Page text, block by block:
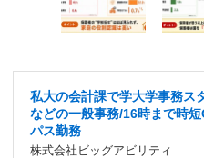
私大の会計課で学大学事務ス
などの一般事務/16時まで時
パス勤務
株式会社ビッグアビリティ